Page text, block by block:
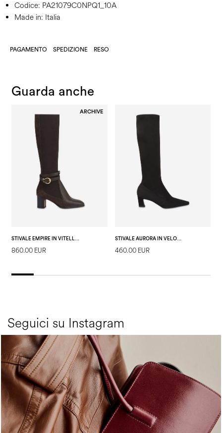
Codice: PA21079C0NPQ1_10A
Made in: Italia
PAGAMENTO SPEDIZIONE RESO
Guarda anche
ARCHIVE
STIVALE EMPIRE IN VITELLO E CROSTA T.MORO/T.MORO
860.00 EUR
STIVALE AURORA IN VELOUR PL STRETCH NERO
460.00 EUR
Seguici su Instagram